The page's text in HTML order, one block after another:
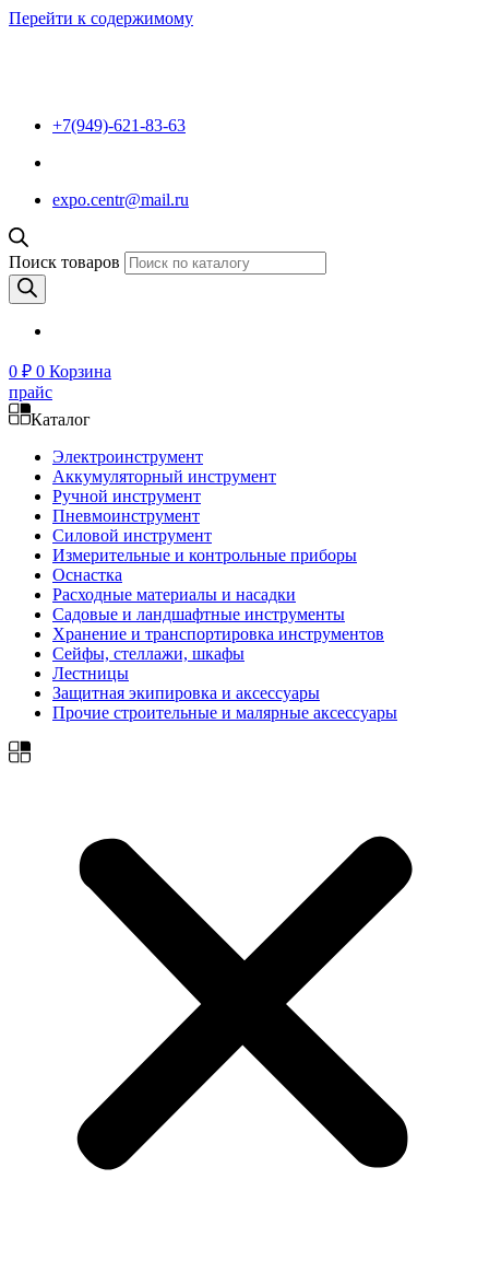
Перейти к содержимому
+7(949)-621-83-63
expo.centr@mail.ru
Поиск товаров
0 ₽ 0 Корзина
прайс
Каталог
Электроинструмент
Аккумуляторный инструмент
Ручной инструмент
Пневмоинструмент
Силовой инструмент
Измерительные и контрольные приборы
Оснастка
Расходные материалы и насадки
Садовые и ландшафтные инструменты
Хранение и транспортировка инструментов
Сейфы, стеллажи, шкафы
Лестницы
Защитная экипировка и аксессуары
Прочие строительные и малярные аксессуары